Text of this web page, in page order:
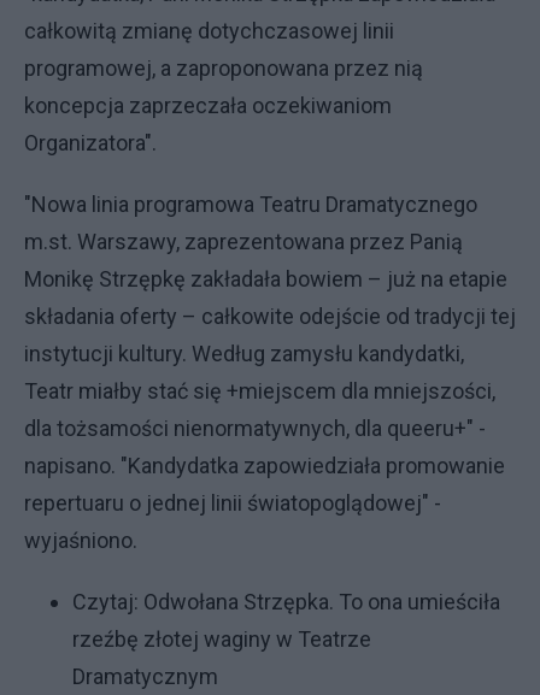
całkowitą zmianę dotychczasowej linii
programowej, a zaproponowana przez nią
koncepcja zaprzeczała oczekiwaniom
Organizatora".
"Nowa linia programowa Teatru Dramatycznego
m.st. Warszawy, zaprezentowana przez Panią
Monikę Strzępkę zakładała bowiem – już na etapie
składania oferty – całkowite odejście od tradycji tej
instytucji kultury. Według zamysłu kandydatki,
Teatr miałby stać się +miejscem dla mniejszości,
dla tożsamości nienormatywnych, dla queeru+" -
napisano. "Kandydatka zapowiedziała promowanie
repertuaru o jednej linii światopoglądowej" -
wyjaśniono.
Czytaj: Odwołana Strzępka. To ona umieściła
rzeźbę złotej waginy w Teatrze
Dramatycznym